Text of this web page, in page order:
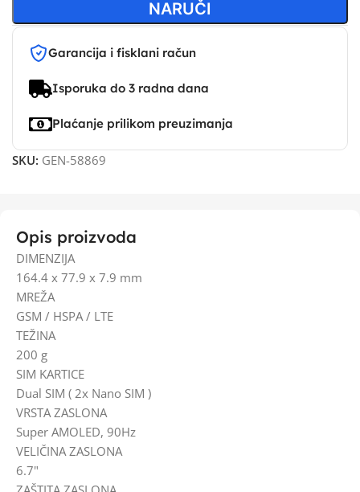
NARUČI
Garancija i fisklani račun
Isporuka do 3 radna dana
Plaćanje prilikom preuzimanja
SKU: GEN-58869
Opis proizvoda
DIMENZIJA
164.4 x 77.9 x 7.9 mm
MREŽA
GSM / HSPA / LTE
TEŽINA
200 g
SIM KARTICE
Dual SIM ( 2x Nano SIM )
VRSTA ZASLONA
Super AMOLED, 90Hz
VELIČINA ZASLONA
6.7"